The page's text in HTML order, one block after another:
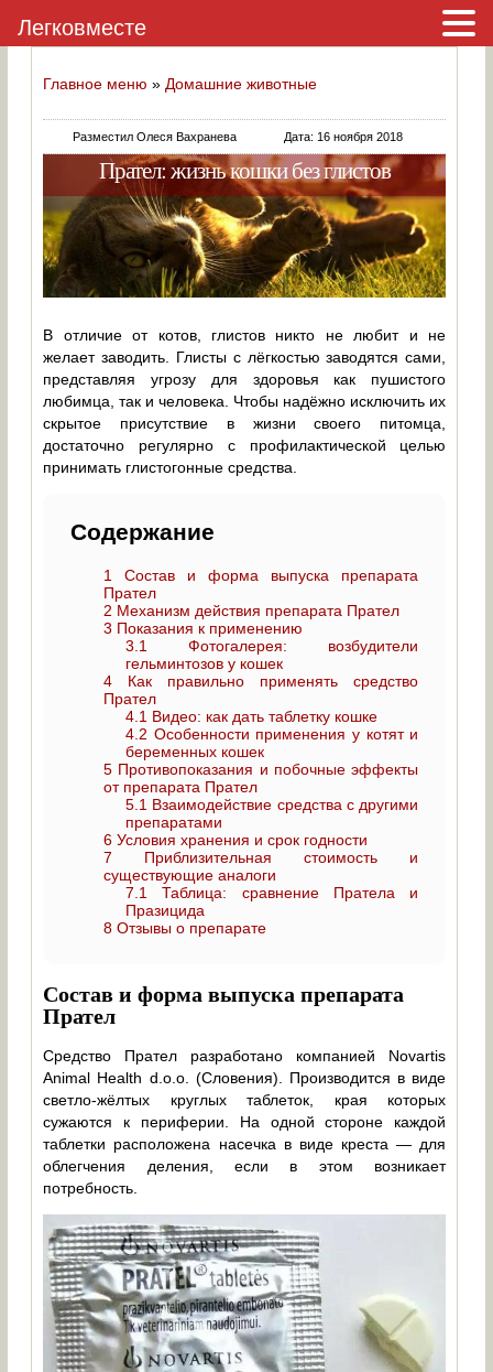
Главное меню » Домашние животные
Разместил Олеся Вахранева Дата: 16 ноября 2018
Прател: жизнь кошки без глистов
В отличие от котов, глистов никто не любит и не
желает заводить. Глисты с лёгкостью заводятся сами,
представляя угрозу для здоровья как пушистого
любимца, так и человека. Чтобы надёжно исключить их
скрытое присутствие в жизни своего питомца,
достаточно регулярно с профилактической целью
принимать глистогонные средства.
Содержание
1
Состав и форма выпуска препарата
Прател
2 Механизм действия препарата Прател
3 Показания к применению
3.1
Фотогалерея: возбудители
гельминтозов у кошек
4 Как правильно применять средство
Прател
4.1 Видео: как дать таблетку кошке
4.2 Особенности применения у котят и
беременных кошек
5 Противопоказания и побочные эффекты
от препарата Прател
5.1 Взаимодействие средства с другими
препаратами
6 Условия хранения и срок годности
7 Приблизительная стоимость и
существующие аналоги
7.1
Таблица: сравнение Пратела и
Празицида
8 Отзывы о препарате
Состав и форма выпуска препарата
Прател
Средство Прател разработано компанией Novartis
Animal Health d.o.o. (Словения). Производится в виде
светло-жёлтых круглых таблеток, края которых
сужаются к периферии. На одной стороне каждой
таблетки расположена насечка в виде креста — для
облегчения деления, если в этом возникает
потребность.
Легковместе